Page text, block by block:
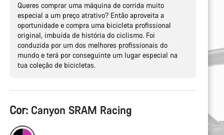
Queres comprar uma máquina de corrida muito
especial a um preço atrativo? Então aproveita a
oportunidade e compra uma bicicleta profissional
original, imbuída de história do ciclismo. Foi
conduzida por um dos melhores profissionais do
mundo e terá por conseguinte um lugar especial na
tua coleção de bicicletas.
Configuração
do
produto
Cor: Canyon SRAM Racing